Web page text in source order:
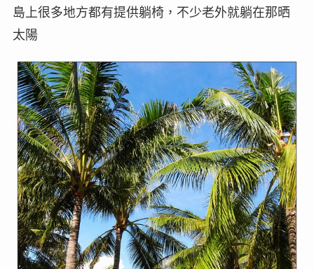
島上很多地方都有提供躺椅，不少老外就躺在那晒
太陽